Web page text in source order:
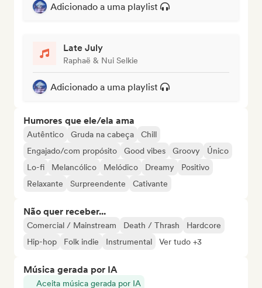
Adicionado a uma playlist
Late July
Raphaë & Nui Selkie
Adicionado a uma playlist
Humores que ele/ela ama
Autêntico Gruda na cabeça
Chill
Engajado/com propósito
Good vibes Groovy
Único
Lo-fi
Melancólico Melódico Dreamy
Positivo
Relaxante
Surpreendente Cativante
Não quer receber...
Comercial / Mainstream Death / Thrash
Hardcore
Hip-hop
Folk indie Instrumental Ver tudo +3
Música gerada por IA
Aceita música gerada por IA